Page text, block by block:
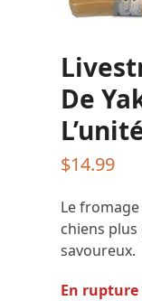
De
$14.99
Le
chiens
savoureux.
En